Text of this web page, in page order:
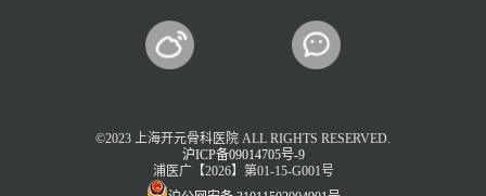
©2023 上海开元骨科医院 ALL RIGHTS RESERVED.
沪ICP备09014705号-9
浦医广【2026】第01-15-G001号